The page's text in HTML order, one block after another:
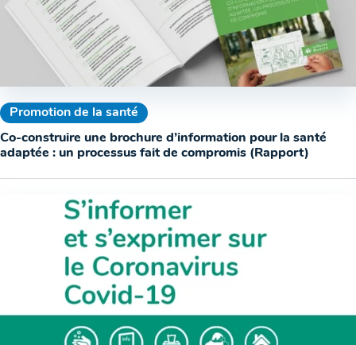
Promotion de la santé
Co-construire une brochure d’information pour la santé
adaptée : un processus fait de compromis (Rapport)